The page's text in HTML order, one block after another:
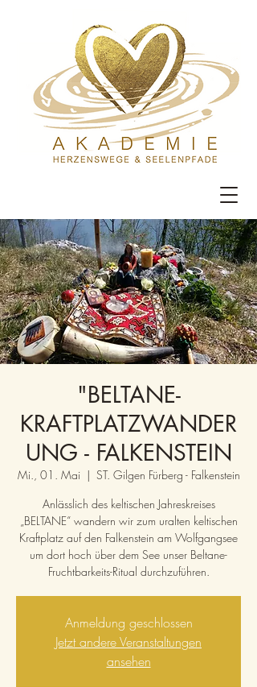
"BELTANE-
KRAFTPLATZWANDER
UNG - FALKENSTEIN
Mi., 01. Mai
  |
ST. Gilgen Fürberg - Falkenstein
Anlässlich des keltischen Jahreskreises
„BELTANE“ wandern wir zum uralten keltischen
Kraftplatz auf den Falkenstein am Wolfgangsee
um dort hoch über dem See unser Beltane-
Fruchtbarkeits-Ritual durchzuführen.
Anmeldung geschlossen
Jetzt andere Veranstaltungen
ansehen